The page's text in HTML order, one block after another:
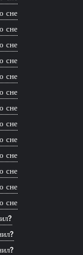
сне
сне
сне
сне
сне
сне
сне
сне
сне
сне
сне
сне
сне